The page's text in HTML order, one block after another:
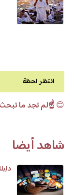
انتظر لحظة
😊☝️لم تجد ما
شاهد أيضا